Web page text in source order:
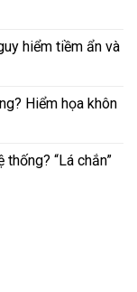
hiểm tiềm ẩn và
Hiểm họa khôn
“Lá chắn”